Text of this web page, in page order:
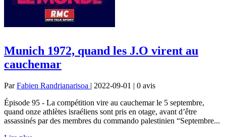
Munich 1972, quand les J.O virent au
cauchemar
ParFabien Randrianarisoa | 2022-09-01 | 0 avis
Épisode 95 - La compétition vire au cauchemar le 5 septembre,
quand onze athlètes israéliens sont pris en otage, avant d’être
assassinés par des membres du commando palestinien “Septembre...